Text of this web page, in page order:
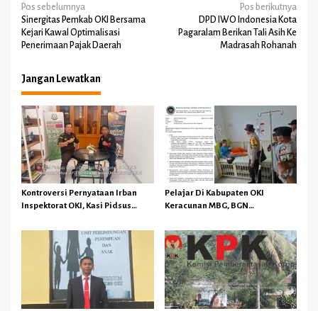
N
a
v
i
g
a
s
i
p
o
s
Pos sebelumnya
Sinergitas Pemkab OKI Bersama
Kejari Kawal Optimalisasi
Penerimaan Pajak Daerah
Pos berikutnya
DPD IWO Indonesia Kota
Pagaralam Berikan Tali Asih Ke
Madrasah Rohanah
Jangan Lewatkan
Kontroversi Pernyataan Irban
Inspektorat OKI, Kasi Pidsus
Pengembalian Kerugian
Keuangan Negara Tidak
Menghapuskan Hukuman Pidana
Bagi Pelaku
Pelajar Di Kabupaten OKI
Keracunan MBG, BGN
Sementara SPPG Air Sugihan
Bandar Jaya